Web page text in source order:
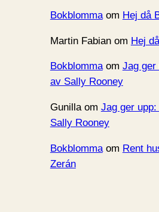
Bokblommaom Hej då
Martin Fabianom Hej
Bokblommaom Jag ger
av Sally Rooney
Gunillaom Jag ger
Sally Rooney
Bokblommaom Rent
Zerán